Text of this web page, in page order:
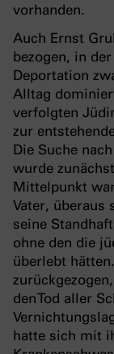
vorhanden.
Auch Ernst
bezogen, in
Deportation
Alltag
verfolgten
zur
Die Suche
wurde
Mittelpunkt
Vater, überaus
seine
ohne den die
überlebt
den Tod aller
hatte sich mit